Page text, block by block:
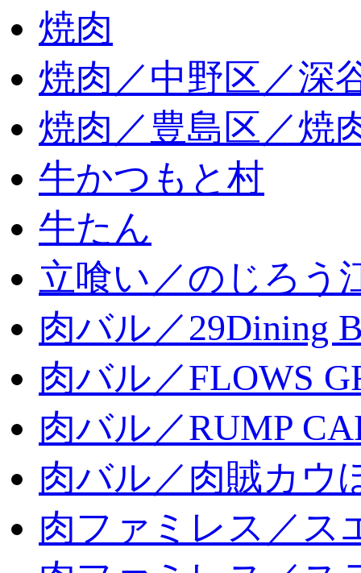
焼肉
焼肉／中野区／深
焼肉／豊島区／焼
牛かつもと村
牛たん
立喰い／のじろう
肉バル／29Dining
肉バル／FLOWS
肉バル／RUMP
肉バル／肉賊カウ
肉ファミレス／ス